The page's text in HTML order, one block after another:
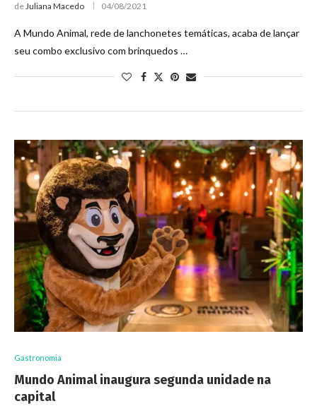
deJuliana Macedo 04/08/2021
A Mundo Animal, rede de lanchonetes temáticas, acaba de lançar
seu combo exclusivo com brinquedos …
Gastronomia
Mundo Animal inaugura segunda unidade na
capital